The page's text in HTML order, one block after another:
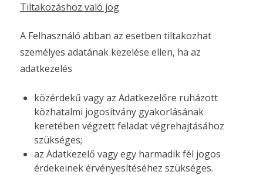
Tiltakozáshoz való jog
A Felhasználó abban az esetben tiltakozhat
személyes adatának kezelése ellen, ha az
adatkezelés
közérdekű vagy az Adatkezelőre ruházott
közhatalmi jogosítvány gyakorlásának
keretében végzett feladat végrehajtásához
szükséges;
az Adatkezelő vagy egy harmadik fél jogos
érdekeinek érvényesítéséhez szükséges.